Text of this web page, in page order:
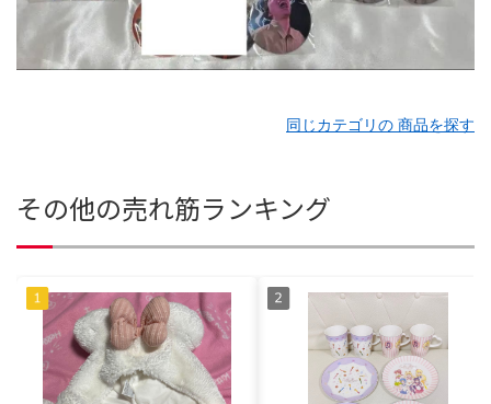
同じカテゴリの 商品を探す
その他の売れ筋ランキング